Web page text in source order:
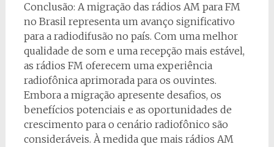
Conclusão: A migração das rádios AM para FM
no Brasil representa um avanço significativo
para a radiodifusão no país. Com uma melhor
qualidade de som e uma recepção mais estável,
as rádios FM oferecem uma experiência
radiofônica aprimorada para os ouvintes.
Embora a migração apresente desafios, os
benefícios potenciais e as oportunidades de
crescimento para o cenário radiofônico são
consideráveis. À medida que mais rádios AM